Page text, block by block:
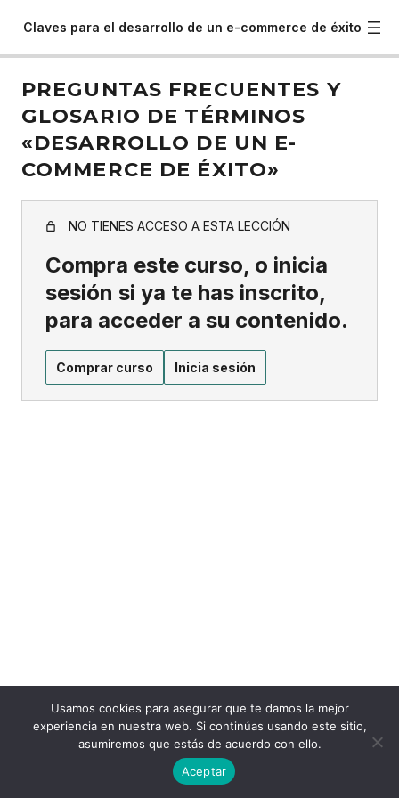
Claves para el desarrollo de un e-commerce de éxito
PREGUNTAS FRECUENTES Y
GLOSARIO DE TÉRMINOS
«DESARROLLO DE UN E-
COMMERCE DE ÉXITO»
NO TIENES ACCESO A ESTA LECCIÓN
Compra este curso, o inicia
sesión si ya te has inscrito,
para acceder a su contenido.
Comprar curso Inicia sesión
Usamos cookies para asegurar que te damos la mejor
experiencia en nuestra web. Si continúas usando este sitio,
asumiremos que estás de acuerdo con ello.
Aceptar